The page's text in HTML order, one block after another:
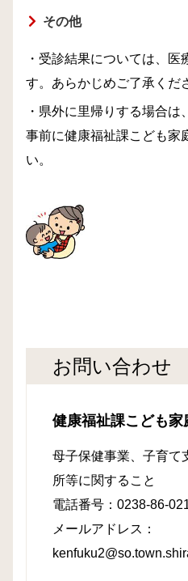
その他
・受診結果については、医
す。あらかじめご了承くだ
・県外に里帰りする場合は
事前に健康福祉課こども家
い。
お問い合わせ
健康福祉課こども家
母子保健事業、子育て
所等に関すること
電話番号：0238-86-
メールアドレス：